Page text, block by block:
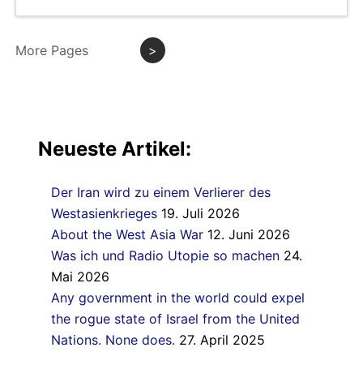
More Pages >
Neueste Artikel:
Der Iran wird zu einem Verlierer des
Westasienkrieges 19. Juli 2026
About the West Asia War 12. Juni 2026
Was ich und Radio Utopie so machen 24.
Mai 2026
Any government in the world could expel
the rogue state of Israel from the United
Nations. None does. 27. April 2025